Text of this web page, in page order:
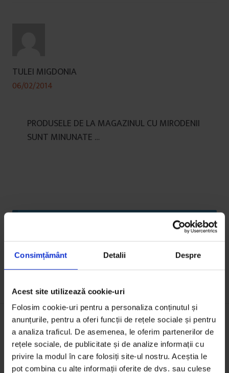
Consimțământ Detalii Despre
Acest site utilizează cookie-uri
Folosim cookie-uri pentru a personaliza conținutul și
anunțurile, pentru a oferi funcții de rețele sociale și pentru
a analiza traficul. De asemenea, le oferim partenerilor de
rețele sociale, de publicitate și de analize informații cu
privire la modul în care folosiți site-ul nostru. Aceștia le
pot combina cu alte informații oferite de dvs. sau culese
TULEI MIGDONIA
06/02/2014
PRODUSELE DE LA MAGAZINUL CU MIRODENII
SUNT MINUNATE …
S-ar putea să-ți mai placă: